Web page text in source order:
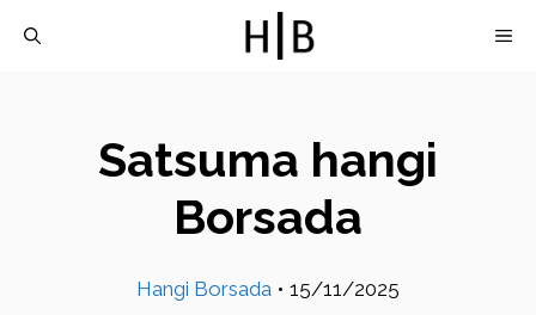
Satsuma hangi
Borsada
Hangi Borsada • 15/11/2025